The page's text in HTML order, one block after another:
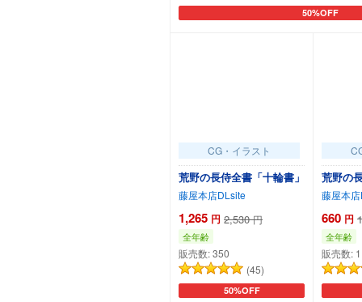
50%OFF
カートに追加
CG・イラスト
荒野の長侍全書「十輪書」
藤屋本店DLsite
1,265 円 2,530 円
全年齢
販売数:350
(45)
50%OFF
カートに追加
荒野の
藤屋本
660 円
全年齢
販売数: